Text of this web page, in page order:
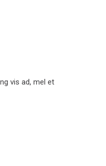
vis ad, mel et